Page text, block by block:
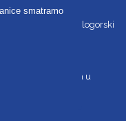
smatramo
žena u projektu „Bilogorski
zaposlenim ženama u
2“